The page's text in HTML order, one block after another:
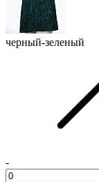
черный-зеленый
-